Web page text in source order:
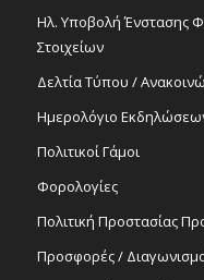
Ηλ. Υποβολή Ένστασης
Στοιχείων
Δελτία Τύπου /
Ημερολόγιο
Πολιτικοί Γάμοι
Φορολογίες
Πολιτική Προστασίας
Προσφορές /